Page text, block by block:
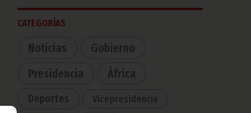
CATEGORÍAS
Noticias
Gobierno
Presidencia
África
Deportes Vicepresidencia